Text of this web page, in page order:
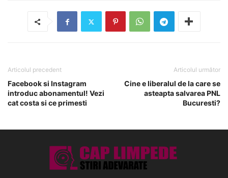
Articolul precedent
Facebook si Instagram
introduc abonamentul! Vezi
cat costa si ce primesti
Articolul următor
Cine e liberalul de la care se
asteapta salvarea PNL
Bucuresti?